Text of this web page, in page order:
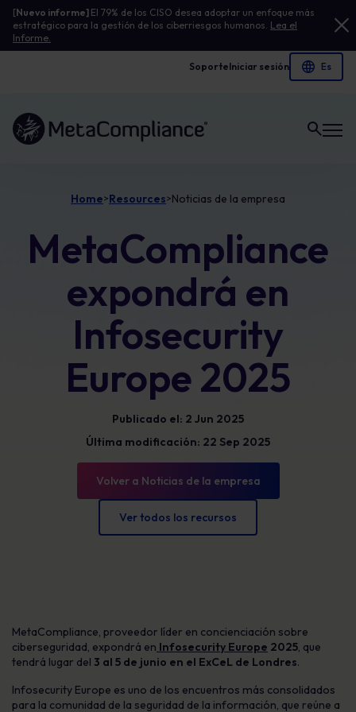
[Nuevo informe] El 79% de los CISO desea adoptar un enfoque más
estratégico para la gestión de los ciberriesgos humanos. Lea el
Informe.
SoporteIniciar sesión
Enlace a la página de inicio
Home>Resources>Noticias de la empresa
MetaCompliance
expondrá en
Infosecurity
Europe 2025
Publicado el: 2 Jun 2025
Última modificación: 22 Sep 2025
Volver a Noticias de la empresa
Ver todos los recursos
MetaCompliance, proveedor líder en concienciación sobre
ciberseguridad, expondrá en Infosecurity Europe 2025, que
tendrá lugar del 3 al 5 de junio en el ExCeL de Londres.
Infosecurity Europe es uno de los encuentros más consolidados
para la comunidad de la seguridad de la información, que reúne a